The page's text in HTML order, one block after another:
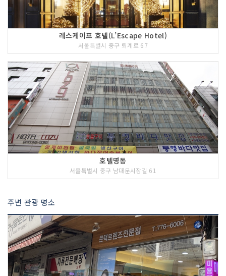
레스케이프 호텔(L’Escape Hotel)
서울특별시 중구 퇴계로 67
호텔명동
서울특별시 중구 남대문시장길 61
주변 관광 명소